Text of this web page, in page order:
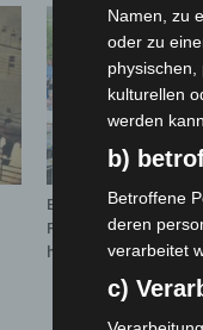
Blaulichtmeile
Polizei, Feuerwehr
hautnah erleben
Namen, zu
oder zu
physischen,
kulturellen
werden kann.
b)
Betroffene
deren
verarbeitet
c)